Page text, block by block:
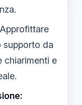
Approfittare
supporto da
chiarimenti e